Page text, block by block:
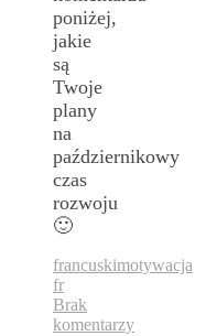
poniżej,
jakie
są
Twoje
plany
na
październikowy
czas
rozwoju
🙂
francuskimotywacja
fr
Brak
komentarzy